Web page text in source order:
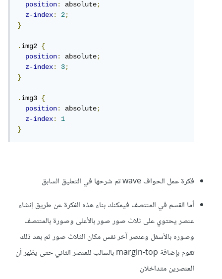
position: absolute;
z-index: 2;
}
.img2 {
position: absolute;
z-index: 3;
}
.img3 {
position: absolute;
z-index:
1
}
فكرة عمل الحواف wave تم شرحها في التعليق السابق
أما القسم في المنتصف فيمكنك بناء هذه الفكرة عن طريق إنشاء
عنصر يحتوي على ثلاث صور صور بالأعلى وصورة بالمنتصف
وصوره بالأسفل وعنصر آخر نفس مكان الثلاث صور ثم بعد ذلك
تقوم بإضافة margin-top بالسالب للعنصر الثاني حتى يظهر أن
العنصرين متداخلان